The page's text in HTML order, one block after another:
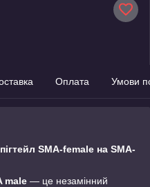
Оплата Умови
SMA-female на SMA-
male — це незамінний